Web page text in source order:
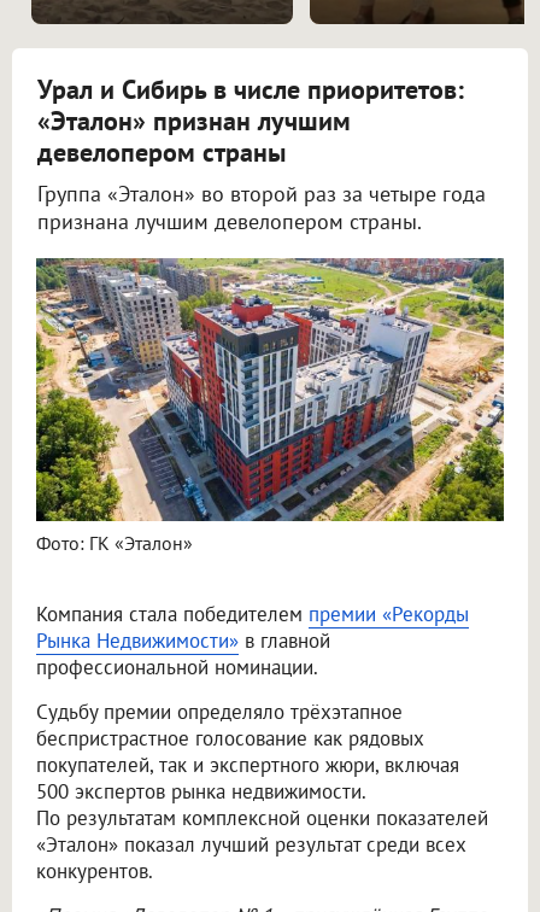
Урал и Сибирь в числе приоритетов:
«Эталон» признан лучшим
девелопером страны
Группа «Эталон» во второй раз за четыре года
признана лучшим девелопером страны.
Фото: ГК «Эталон»
Компания стала победителем премии «Рекорды
Рынка Недвижимости» в главной
профессиональной номинации.
Судьбу премии определяло трёхэтапное
беспристрастное голосование как рядовых
покупателей, так и экспертного жюри, включая
500 экспертов рынка недвижимости.
По результатам комплексной оценки показателей
«Эталон» показал лучший результат среди всех
конкурентов.